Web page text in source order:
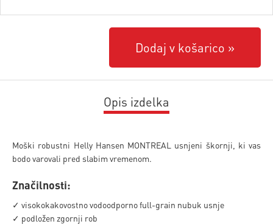
Dodaj v košarico
Opis izdelka
Moški robustni Helly Hansen MONTREAL usnjeni škornji, ki vas
bodo varovali pred slabim vremenom.
Značilnosti:
✓ visokokakovostno vodoodporno full-grain nubuk usnje
✓ podložen zgornji rob